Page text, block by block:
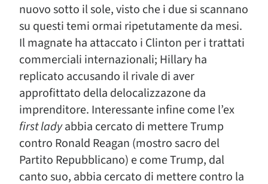
nuovo sotto il sole, visto che i due si scannano
su questi temi ormai ripetutamente da mesi.
Il magnate ha attaccato i Clinton per i trattati
commerciali internazionali; Hillary ha
replicato accusando il rivale di aver
approfittato della delocalizzazone da
imprenditore. Interessante infine come l’ex
first ladyabbia cercato di mettere Trump
contro Ronald Reagan (mostro sacro del
Partito Repubblicano) e come Trump, dal
canto suo, abbia cercato di mettere contro la